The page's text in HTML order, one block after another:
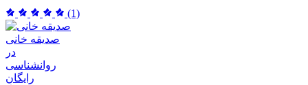
(1)
صدیقه خانی
در
روانشناسی
رایگان